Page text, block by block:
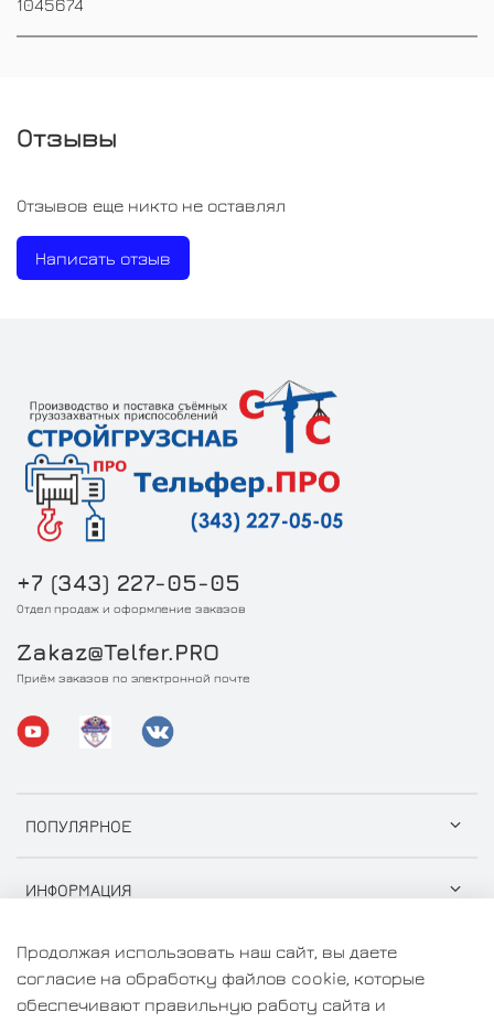
1045674
Отзывы
Отзывов еще никто не оставлял
Написать отзыв
ПОПУЛЯРНОЕ
ИНФОРМАЦИЯ
+7 (343) 227-05-05
Отдел продаж и оформление заказов
Zakaz@Telfer.PRO
Приём заказов по электронной почте
Продолжая использовать наш сайт, вы даете
согласие на обработку файлов cookie, которые
обеспечивают правильную работу сайта и